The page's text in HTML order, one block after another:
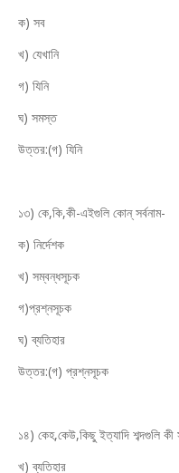
ক) সব
খ) যেখানি
গ) যিনি
ঘ) সমস্ত
উত্তর:(গ) যিনি
১৩) কে,কি,কী-এইগুলি কোন্ সর্বনাম-
ক) নির্দেশক
খ) সম্বন্ধসূচক
গ)প্রশ্নসূচক
ঘ) ব্যতিহার
উত্তর:(গ) প্রশ্নসূচক
১৪) কেহ,কেউ,কিছু ইত্যাদি শব্দগুলি কী
খ) ব্যতিহার